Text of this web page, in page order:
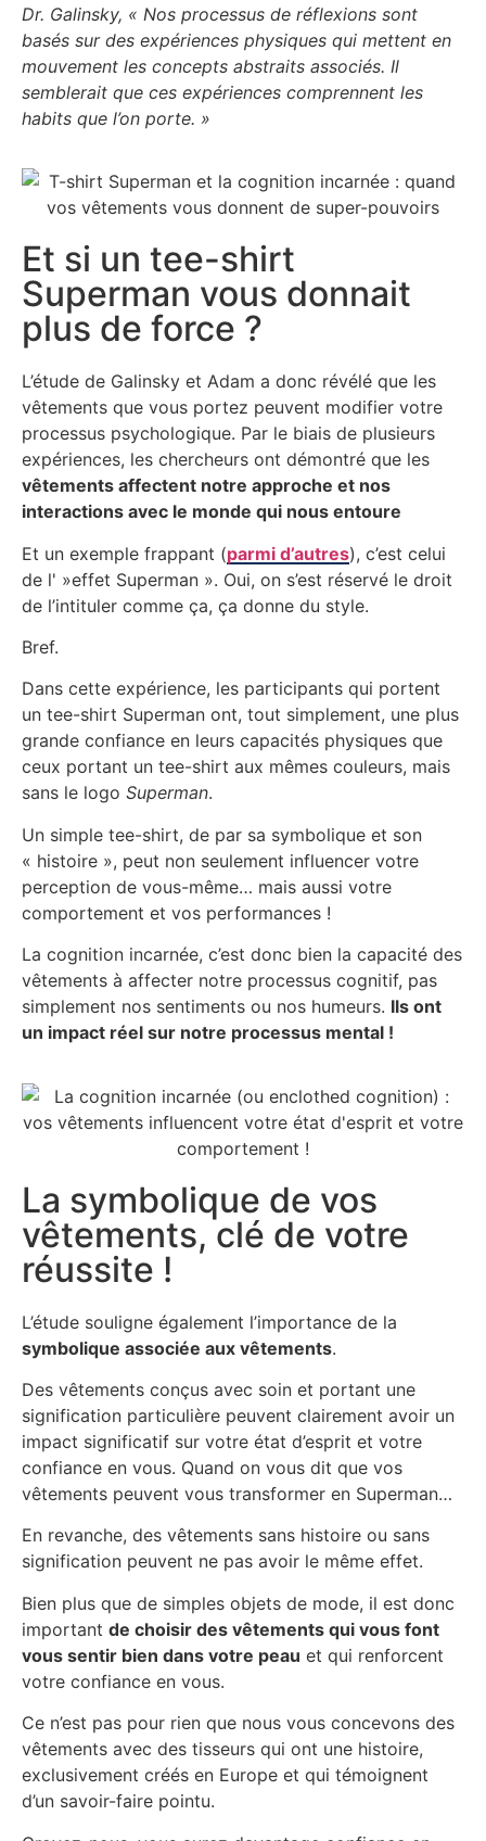
Dr. Galinsky, « Nos processus de réflexions sont
basés sur des expériences physiques qui mettent en
mouvement les concepts abstraits associés. Il
semblerait que ces expériences comprennent les
habits que l’on porte. »
Et si un tee-shirt
Superman vous donnait
plus de force ?
L’étude de Galinsky et Adam a donc révélé que les
vêtements que vous portez peuvent modifier votre
processus psychologique. Par le biais de plusieurs
expériences, les chercheurs ont démontré que les
vêtements affectent notre approche et nos
interactions avec le monde qui nous entoure
Et un exemple frappant (parmi d’autres), c’est celui
de l' »effet Superman ». Oui, on s’est réservé le droit
de l’intituler comme ça, ça donne du style.
Bref.
Dans cette expérience, les participants qui portent
un tee-shirt Superman ont, tout simplement, une plus
grande confiance en leurs capacités physiques que
ceux portant un tee-shirt aux mêmes couleurs, mais
sans le logo Superman.
Un simple tee-shirt, de par sa symbolique et son
« histoire », peut non seulement influencer votre
perception de vous-même… mais aussi votre
comportement et vos performances !
La cognition incarnée, c’est donc bien la capacité des
vêtements à affecter notre processus cognitif, pas
simplement nos sentiments ou nos humeurs. Ils ont
un impact réel sur notre processus mental !
La symbolique de vos
vêtements, clé de votre
réussite !
L’étude souligne également l’importance de la
symbolique associée aux vêtements.
Des vêtements conçus avec soin et portant une
signification particulière peuvent clairement avoir un
impact significatif sur votre état d’esprit et votre
confiance en vous. Quand on vous dit que vos
vêtements peuvent vous transformer en Superman…
En revanche, des vêtements sans histoire ou sans
signification peuvent ne pas avoir le même effet.
Bien plus que de simples objets de mode, il est donc
important de choisir des vêtements qui vous font
vous sentir bien dans votre peau et qui renforcent
votre confiance en vous.
Ce n’est pas pour rien que nous vous concevons des
vêtements avec des tisseurs qui ont une histoire,
exclusivement créés en Europe et qui témoignent
d’un savoir-faire pointu.